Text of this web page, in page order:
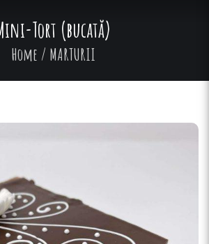
Tort (bucată)
Home / MARTURII